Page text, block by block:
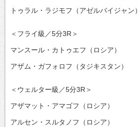
トゥラル・ラジモフ（アゼルバイジャン）
＜フライ級／5分3R＞
マンスール・カトゥエフ（ロシア）
アザム・ガフォロフ（タジキスタン）
＜ウェルター級／5分3R＞
アザマット・アマゴフ（ロシア）
アルセン・スルタノフ（ロシア）